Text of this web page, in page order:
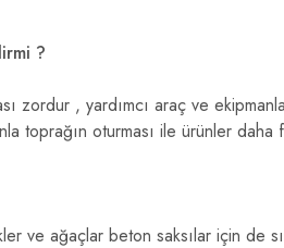
?
zordur , yardımcı araç ve
toprağın oturması ile ürünler daha
ve ağaçlar beton saksılar için de